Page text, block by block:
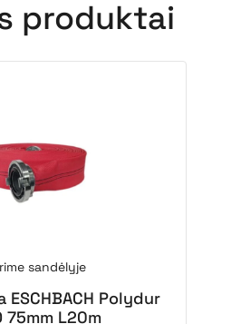
produktai
sandėlyje
ESCHBACH Polydur
75mm L20m